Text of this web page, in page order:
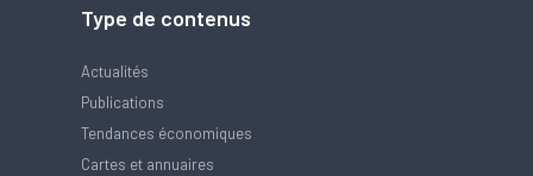
Type de contenus
Actualités
Publications
Tendances économiques
Cartes et annuaires